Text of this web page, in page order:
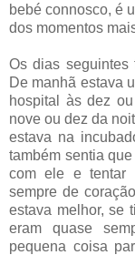
bebé connosco, é
dos momentos
Os dias seguintes
De manhã estava
hospital às dez
nove ou dez da
estava na
também sentia
com ele e tentar
sempre de
estava melhor, se
eram quase
pequena coisa